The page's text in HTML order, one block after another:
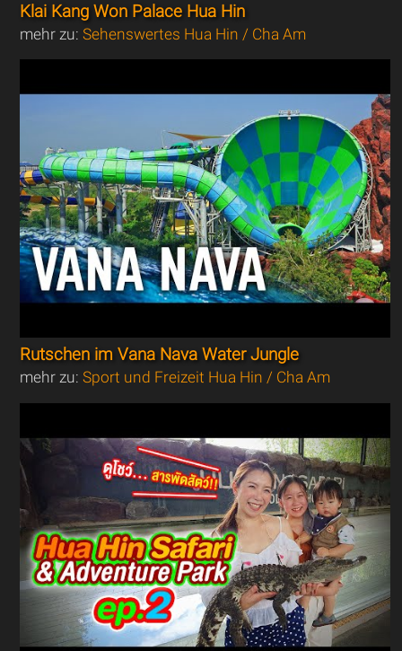
Klai Kang Won Palace Hua Hin
mehr zu:Sehenswertes Hua Hin / Cha Am
Rutschen im Vana Nava Water Jungle
mehr zu:Sport und Freizeit Hua Hin / Cha Am